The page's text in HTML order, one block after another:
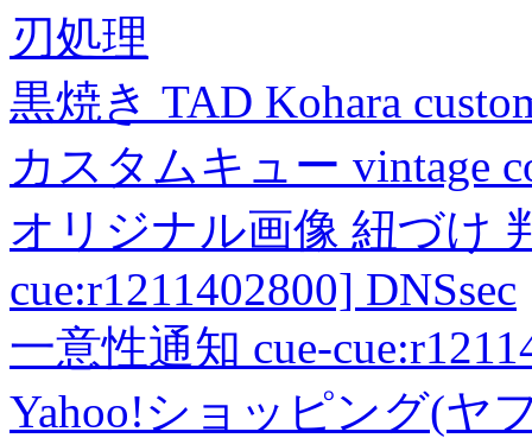
刃処理
黒焼き TAD Kohara
カスタムキュー vintage
オリジナル画像 紐づけ
cue:r1211402800] DNSsec
一意性通知 cue-
Yahoo!ショッピング(ヤ